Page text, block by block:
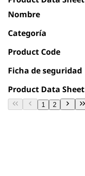
Nombre
Categoría
Product Code
Ficha de seguridad
Product Data Sheet
1 2